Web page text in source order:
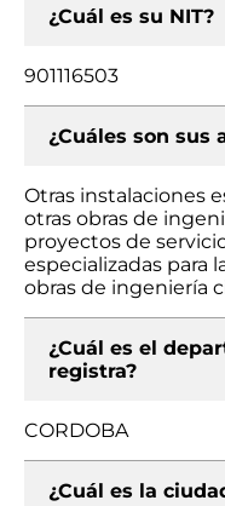
¿Cuál es su NIT?
901116503
¿Cuáles son sus
Otras instalaciones
otras obras de
proyectos de
especializadas para
obras de ingeniería
¿Cuál es el
registra?
CORDOBA
¿Cuál es la